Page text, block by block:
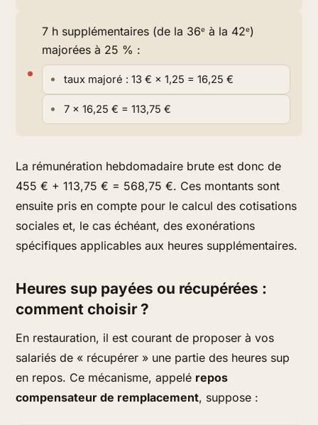
7 h supplémentaires (de la 36ᵉ à la 42ᵉ)
majorées à 25 % :
taux majoré : 13 € × 1,25 = 16,25 €
7 × 16,25 € = 113,75 €
La rémunération hebdomadaire brute est donc de
455 € + 113,75 € = 568,75 €. Ces montants sont
ensuite pris en compte pour le calcul des cotisations
sociales et, le cas échéant, des exonérations
spécifiques applicables aux heures supplémentaires.
Heures sup payées ou récupérées :
comment choisir ?
En restauration, il est courant de proposer à vos
salariés de « récupérer » une partie des heures sup
en repos. Ce mécanisme, appelé repos
compensateur de remplacement, suppose :